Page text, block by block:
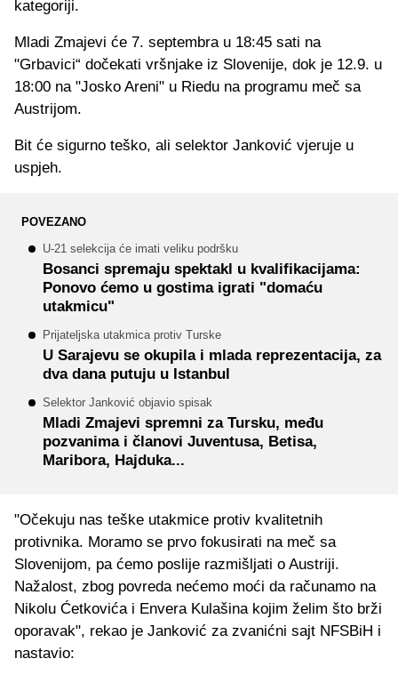
kategoriji.
Mladi Zmajevi će 7. septembra u 18:45 sati na
"Grbavici“ dočekati vršnjake iz Slovenije, dok je 12.9. u
18:00 na "Josko Areni" u Riedu na programu meč sa
Austrijom.
Bit će sigurno teško, ali selektor Janković vjeruje u
uspjeh.
POVEZANO
U-21 selekcija će imati veliku podršku
Bosanci spremaju spektakl u kvalifikacijama:
Ponovo ćemo u gostima igrati "domaću
utakmicu"
Prijateljska utakmica protiv Turske
U Sarajevu se okupila i mlada reprezentacija, za
dva dana putuju u Istanbul
Selektor Janković objavio spisak
Mladi Zmajevi spremni za Tursku, među
pozvanima i članovi Juventusa, Betisa,
Maribora, Hajduka...
"Očekuju nas teške utakmice protiv kvalitetnih
protivnika. Moramo se prvo fokusirati na meč sa
Slovenijom, pa ćemo poslije razmišljati o Austriji.
Nažalost, zbog povreda nećemo moći da računamo na
Nikolu Ćetkovića i Envera Kulašina kojim želim što brži
oporavak", rekao je Janković za zvanićni sajt NFSBiH i
nastavio: